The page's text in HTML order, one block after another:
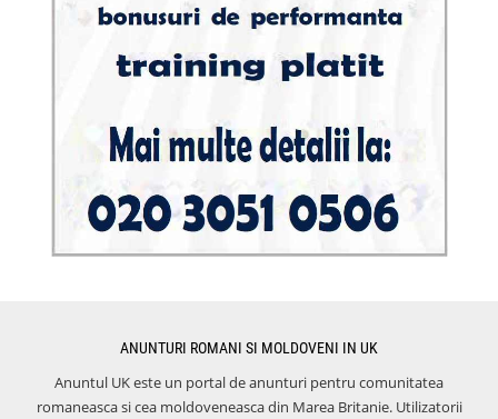
ANUNTURI ROMANI SI MOLDOVENI IN UK
Anuntul UK este un portal de anunturi pentru comunitatea
romaneasca si cea moldoveneasca din Marea Britanie. Utilizatorii